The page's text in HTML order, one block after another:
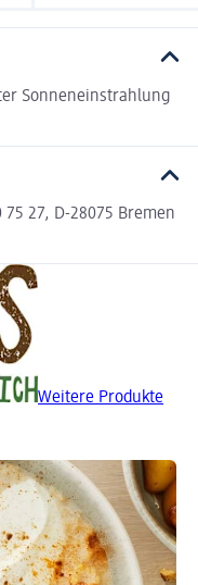
Sonneneinstrahlung
27, D-28075 Bremen
Weitere Produkte